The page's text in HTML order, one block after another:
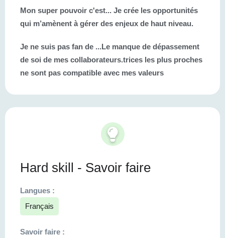
Mon super pouvoir c'est... Je crée les opportunités
qui m’amènent à gérer des enjeux de haut niveau.
Je ne suis pas fan de ...Le manque de dépassement
de soi de mes collaborateurs.trices les plus proches
ne sont pas compatible avec mes valeurs
Hard skill - Savoir faire
Langues :
Français
Savoir faire :